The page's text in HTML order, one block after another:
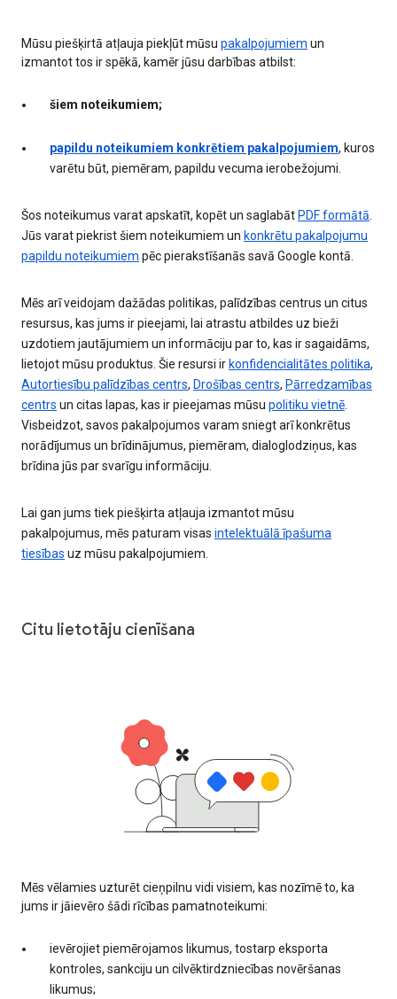
Mūsu piešķirtā atļauja piekļūt mūsu pakalpojumiem un
izmantot tos ir spēkā, kamēr jūsu darbības atbilst:
šiem noteikumiem;
papildu noteikumiem konkrētiem pakalpojumiem, kuros
varētu būt, piemēram, papildu vecuma ierobežojumi.
Šos noteikumus varat apskatīt, kopēt un saglabātPDF formātā
Jūs varat piekrist šiem noteikumiem un konkrētu pakalpojumu
papildu noteikumiem pēc pierakstīšanās savā Google kontā.
Mēs arī veidojam dažādas politikas, palīdzības centrus un citus
resursus, kas jums ir pieejami, lai atrastu atbildes uz bieži
uzdotiem jautājumiem un informāciju par to, kas ir sagaidāms,
lietojot mūsu produktus. Šie resursi irkonfidencialitātes politika,
Autortiesību palīdzības centrs, Drošības centrs, Pārredzamības
centrs un citas lapas, kas ir pieejamas mūsu politiku vietnē
Visbeidzot, savos pakalpojumos varam sniegt arī konkrētus
norādījumus un brīdinājumus, piemēram, dialoglodziņus, kas
brīdina jūs par svarīgu informāciju.
Lai gan jums tiek piešķirta atļauja izmantot mūsu
pakalpojumus, mēs paturam visas intelektuālā īpašuma
tiesības uz mūsu pakalpojumiem.
Citu lietotāju cienīšana
Mēs vēlamies uzturēt cieņpilnu vidi visiem, kas nozīmē to, ka
jums ir jāievēro šādi rīcības pamatnoteikumi:
ievērojiet piemērojamos likumus, tostarp eksporta
kontroles, sankciju un cilvēktirdzniecības novēršanas
likumus;